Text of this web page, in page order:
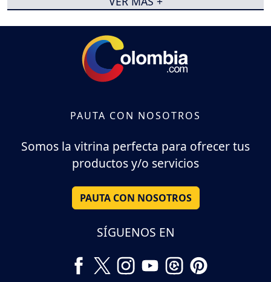
PAUTA CON NOSOTROS
Somos la vitrina perfecta para ofrecer tus
productos y/o servicios
PAUTA CON NOSOTROS
SÍGUENOS EN